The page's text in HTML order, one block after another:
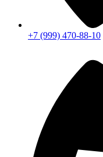
+7 (999) 470-88-10